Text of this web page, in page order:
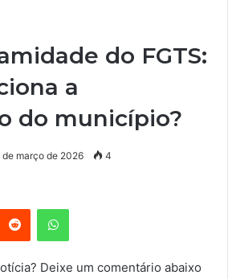
do FGTS:
a
do município?
de março de 2026 4
Reddit WhatsApp
Deixe um comentário abaixo